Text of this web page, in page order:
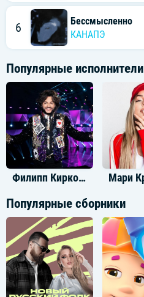
6
Бессмысленно
КАНАПЭ
Популярные исполнители
Филипп Киркоров
Популярные сборники